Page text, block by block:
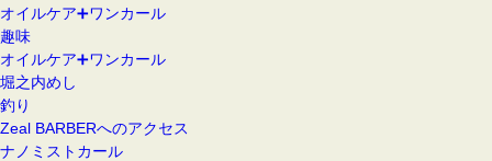
オイルケア➕ワンカール
趣味
オイルケア➕ワンカール
堀之内めし
釣り
Zeal BARBERへのアクセス
ナノミストカール